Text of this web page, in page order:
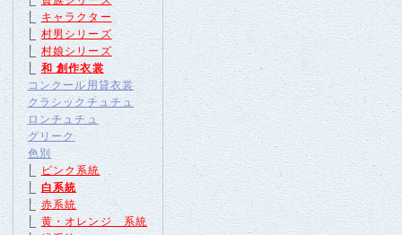
キャラクター
村男シリーズ
村娘シリーズ
和 創作衣裳
コンクール用貸衣裳
クラシックチュチュ
ロンチュチュ
グリーク
色別
ピンク系統
白系統
赤系統
黄・オレンジ 系統